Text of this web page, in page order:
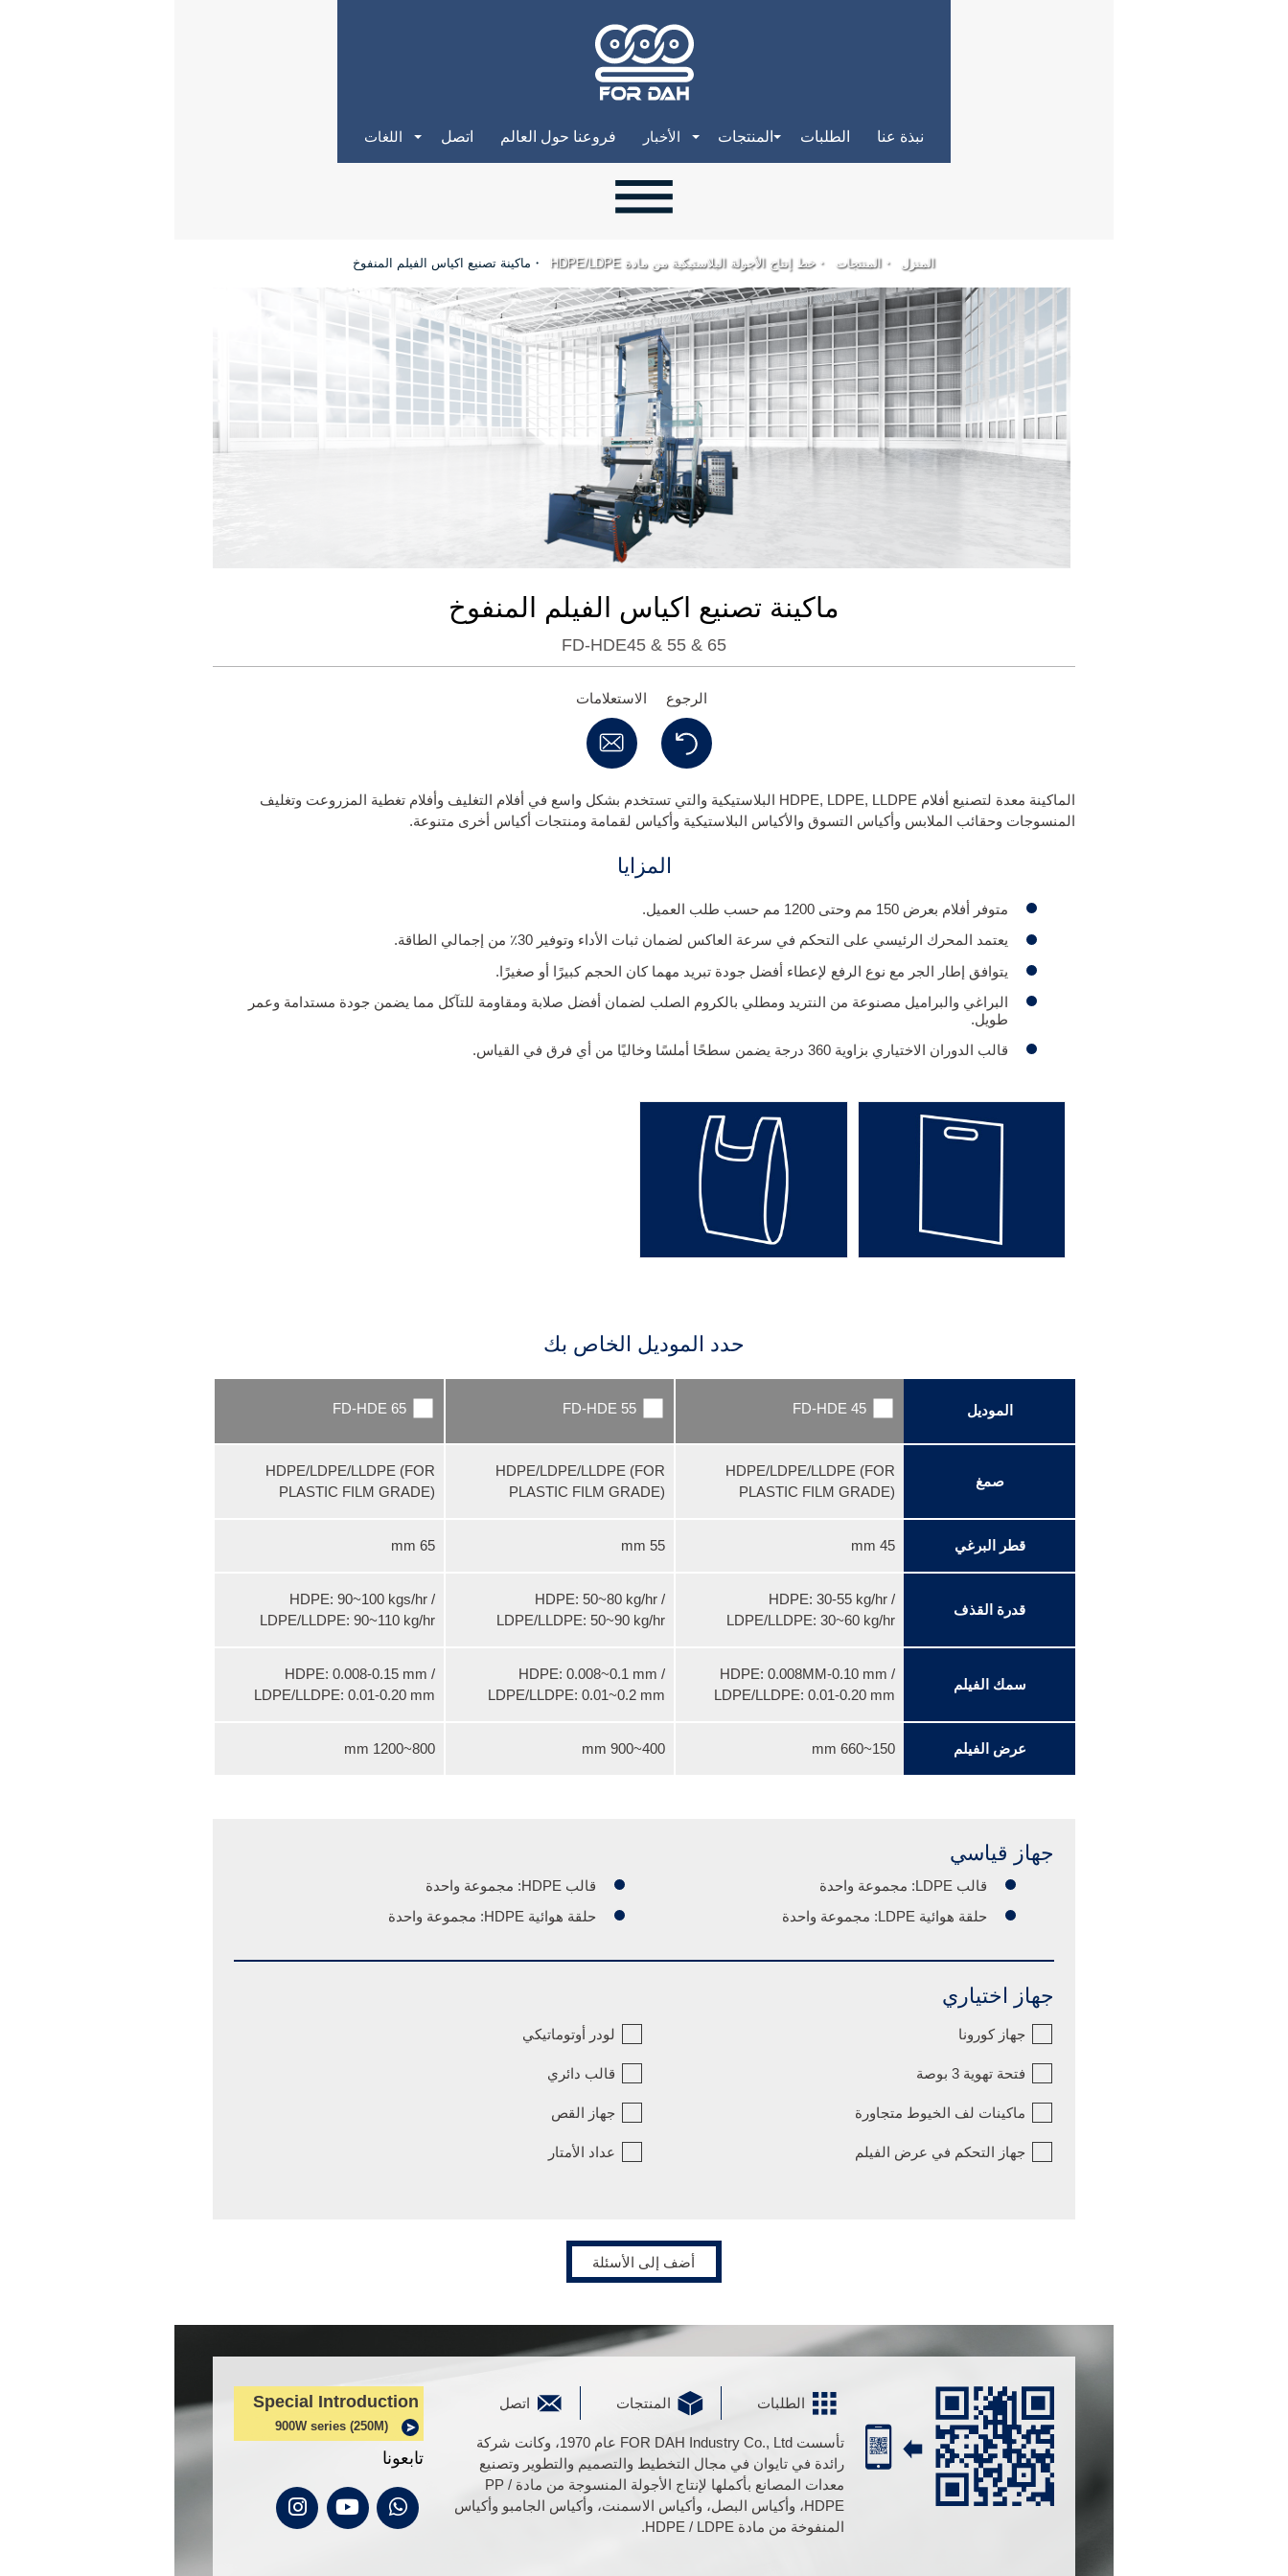
نبذة عنا الطلبات المنتجات الأخبار فروعنا حول العالم اتصل اللغات
المنزل المنتجات خط إنتاج الأجولة البلاستيكية من مادة HDPE/LDPE ماكينة تصنيع اكياس الفيلم المنفوخ
ماكينة تصنيع اكياس الفيلم المنفوخ
FD-HDE45 & 55 & 65
الرجوع الاستعلامات
الماكينة معدة لتصنيع أفلام HDPE, LDPE, LLDPE البلاستيكية والتي تستخدم بشكل واسع في أفلام التغليف وأفلام تغطية المزروعت وتغليف
المنسوجات وحقائب الملابس وأكياس التسوق والأكياس البلاستيكية وأكياس لقمامة ومنتجات أكياس أخرى متنوعة.
المزايا
متوفر أفلام بعرض 150 مم وحتى 1200 مم حسب طلب العميل.
يعتمد المحرك الرئيسي على التحكم في سرعة العاكس لضمان ثبات الأداء وتوفير 30٪ من إجمالي الطاقة.
يتوافق إطار الجر مع نوع الرفع لإعطاء أفضل جودة تبريد مهما كان الحجم كبيرًا أو صغيرًا.
البراغي والبراميل مصنوعة من النتريد ومطلي بالكروم الصلب لضمان أفضل صلابة ومقاومة للتآكل مما يضمن جودة مستدامة وعمر
طويل.
قالب الدوران الاختياري بزاوية 360 درجة يضمن سطحًا أملسًا وخاليًا من أي فرق في القياس.
حدد الموديل الخاص بك
الموديل FD-HDE 45
FD-HDE 55
FD-HDE 65
صمغ
HDPE/LDPE/LLDPE (FOR
PLASTIC FILM GRADE)
HDPE/LDPE/LLDPE (FOR
PLASTIC FILM GRADE)
HDPE/LDPE/LLDPE (FOR
PLASTIC FILM GRADE)
قطر البرغي 45 mm
55 mm
65 mm
قدرة القذف
HDPE: 30-55 kg/hr /
LDPE/LLDPE: 30~60 kg/hr
HDPE: 50~80 kg/hr /
LDPE/LLDPE: 50~90 kg/hr
HDPE: 90~100 kgs/hr /
LDPE/LLDPE: 90~110 kg/hr
سمك الفيلم
HDPE: 0.008MM-0.10 mm /
LDPE/LLDPE: 0.01-0.20 mm
HDPE: 0.008~0.1 mm /
LDPE/LLDPE: 0.01~0.2 mm
HDPE: 0.008-0.15 mm /
LDPE/LLDPE: 0.01-0.20 mm
عرض الفيلم 150~660 mm
400~900 mm
800~1200 mm
جهاز قياسي
قالب HDPE: مجموعة واحدة
قالب LDPE: مجموعة واحدة
حلقة هوائية HDPE: مجموعة واحدة
حلقة هوائية LDPE: مجموعة واحدة
جهاز اختياري
لودر أوتوماتيكي جهاز كورونا
قالب دائري فتحة تهوية 3 بوصة
جهاز القص ماكينات لف الخيوط متجاورة
عداد الأمتار جهاز التحكم في عرض الفيلم
أضف إلى الأسئلة
الطلبات المنتجات اتصل
تأسست FOR DAH Industry Co., Ltd عام 1970، وكانت شركة
رائدة في تايوان في مجال التخطيط والتصميم والتطوير وتصنيع
معدات المصانع بأكملها لإنتاج الأجولة المنسوجة من مادة PP /
HDPE، وأكياس البصل، وأكياس الاسمنت، وأكياس الجامبو وأكياس
المنفوخة من مادة HDPE / LDPE.
Special Introduction
900W series (250M)
تابعونا